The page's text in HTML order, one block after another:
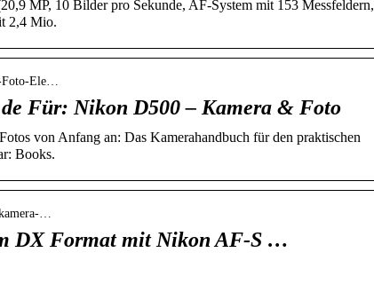
MP, 10 Bilder pro Sekunde, AF-System mit 153 Messfeldern,
2,4 Mio.
Ele…
Für: Nikon D500 – Kamera & Foto
von Anfang an: Das Kamerahandbuch für den praktischen
Books.
…
DX Format mit Nikon AF-S …